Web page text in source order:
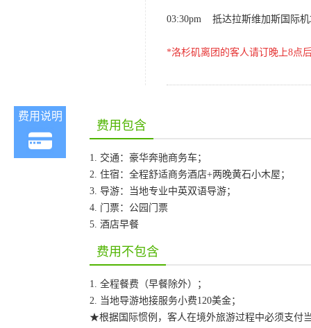
03:30pm 抵达拉斯维加斯国际
*洛杉矶离团的客人请订晚上8点
费用说明
费用包含
1. 交通：豪华奔驰商务车；
2. 住宿：全程舒适商务酒店+两晚黄石小木屋；
3. 导游：当地专业中英双语导游；
4. 门票：公园门票
5. 酒店早餐
费用不包含
1. 全程餐费（早餐除外）；
2. 当地导游地接服务小费120美金；
★根据国际惯例，客人在境外旅游过程中必须支付